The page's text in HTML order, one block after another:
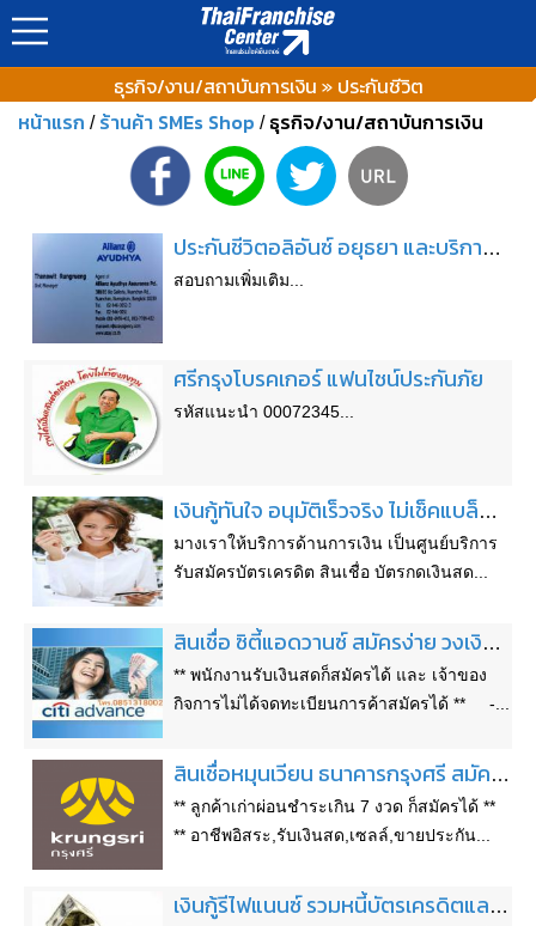
ธุรกิจ/งาน/สถาบันการเงิน » ประกันชีวิต
หน้าแรก / ร้านค้า SMEs Shop / ธุรกิจ/งาน/สถาบันการเงิน
ประกันชีวิตอลิอันซ์ อยุธยา และบริการวิเคราะห์ข้อมูลUpglade ผลประโยชน์ให้ฟรีผ่านเล่มประกันฉบับเดิมที่คุณมีอยู่
สอบถามเพิ่มเติม...
ศรีกรุงโบรคเกอร์ แฟนไชน์ประกันภัย
รหัสแนะนำ 00072345...
เงินกู้ทันใจ อนุมัติเร็วจริง ไม่เช็คแบล็คลิสต์
มางเราให้บริการด้านการเงิน เป็นศูนย์บริการ
รับสมัครบัตรเครดิต สินเชื่อ บัตรกดเงินสด...
สินเชื่อ ซิตี้แอดวานซ์ สมัครง่าย วงเงินสูง ทราบผลอนุมัติ 1วัน
** พนักงานรับเงินสดก็สมัครได้ และ เจ้าของ
กิจการไม่ได้จดทะเบียนการค้าสมัครได้ ** -...
สินเชื่อหมุนเวียน ธนาคารกรุงศรี สมัครได้ทุกอาชีพ/กิจการ ทุกจังหวัด ติดต่อสุ 089-4122500
** ลูกค้าเก่าผ่อนชำระเกิน 7 งวด ก็สมัครได้ **
** อาชีพอิสระ,รับเงินสด,เซลล์,ขายประกัน...
เงินกู้รีไฟแนนซ์ รวมหนี้บัตรเครดิตและสินเชื่อส่วนบุคคล ไม่เช็คเครดิตบูโร